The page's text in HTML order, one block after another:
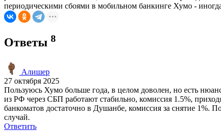
периодическими сбоями в мобильном банкинге Хумо -
Ответы 8
Алишер
27 октября 2025
Пользуюсь Хумо больше года, в целом доволен, но есть
из РФ через СБП работают стабильно, комиссия 1.5%,
банкоматов достаточно в Душанбе, комиссия за снятие 1%.
случай.
Ответить